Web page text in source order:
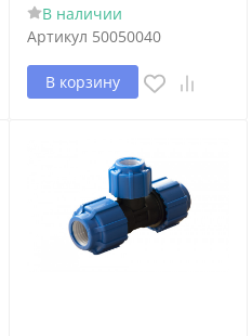
В наличии
Артикул 50050040
В корзину